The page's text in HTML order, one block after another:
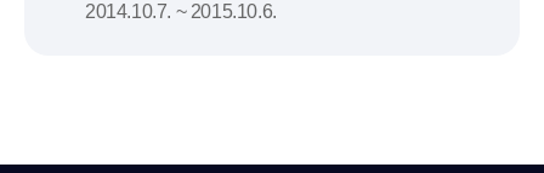
2014.10.7. ~ 2015.10.6.